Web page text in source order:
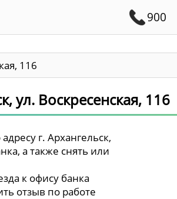
900
116
ул. Воскресенская, 116
г. Архангельск,
а также снять или
к офису банка
отзыв по работе